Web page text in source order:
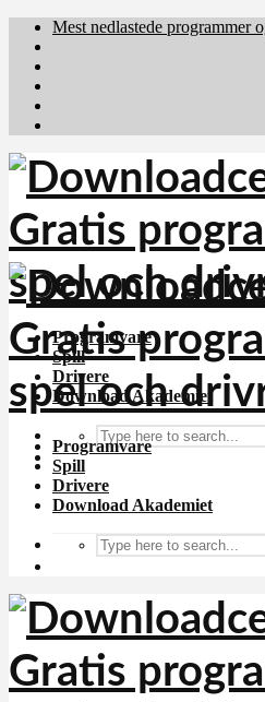
Mest nedlastede programmer
Programvare
Spill
Drivere
Download Akademiet
Programvare
Spill
Drivere
Download Akademiet